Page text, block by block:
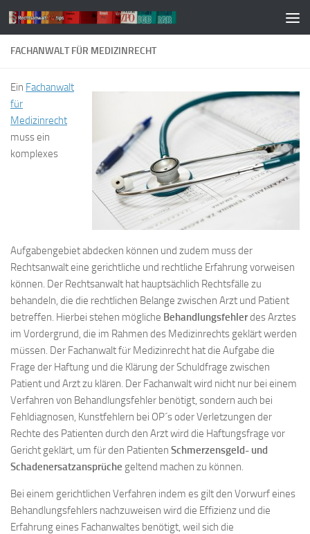
Zum Inhalt springen
FACHANWALT FÜR MEDIZINRECHT
Ein Fachanwalt
für
Medizinrecht
muss ein
komplexes
Aufgabengebiet abdecken können und zudem muss der
Rechtsanwalt eine gerichtliche und rechtliche Erfahrung vorweisen
können. Der Rechtsanwalt hat hauptsächlich Rechtsfälle zu
behandeln, die die rechtlichen Belange zwischen Arzt und Patient
betreffen. Hierbei stehen mögliche Behandlungsfehlerdes Arztes
im Vordergrund, die im Rahmen des Medizinrechts geklärt werden
müssen. Der Fachanwalt für Medizinrecht hat die Aufgabe die
Frage der Haftung und die Klärung der Schuldfrage zwischen
Patient und Arzt zu klären. Der Fachanwalt wird nicht nur bei einem
Verfahren von Behandlungsfehler benötigt, sondern auch bei
Fehldiagnosen, Kunstfehlern bei OP´s oder Verletzungen der
Rechte des Patienten durch den Arzt wird die Haftungsfrage vor
Gericht geklärt, um für den Patienten Schmerzensgeld- und
Schadenersatzansprüche geltend machen zu können.
Bei einem gerichtlichen Verfahren indem es gilt den Vorwurf eines
Behandlungsfehlers nachzuweisen wird die Effizienz und die
Erfahrung eines Fachanwaltes benötigt, weil sich die